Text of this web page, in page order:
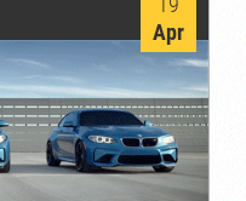
Apr